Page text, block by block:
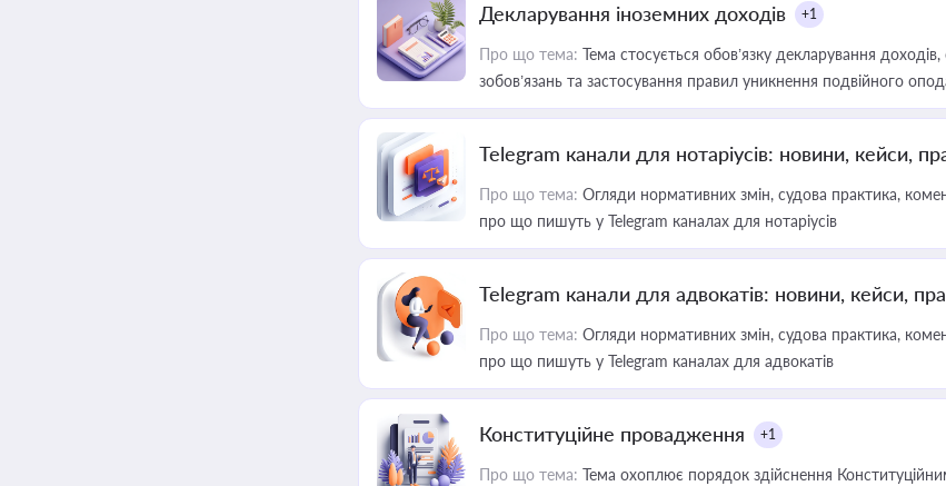
Декларування іноземних доходів +1
Про що тема: Тема стосується обов’язку декларування
зобов’язань та застосування правил уникнення подвійного
Telegram канали для нотаріусів: новини, кейси,
Про що тема: Огляди нормативних змін, судова практика,
про що пишуть у Telegram каналах для нотаріусів
Telegram канали для адвокатів: новини, кейси,
Про що тема: Огляди нормативних змін, судова практика,
про що пишуть у Telegram каналах для адвокатів
Конституційне провадження +1
Про що тема: Тема охоплює порядок здійснення